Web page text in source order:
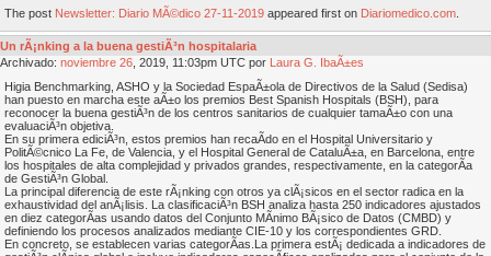
The post Newsletter: Diario MÃ©dico 27-11-2019 appeared first on Diariomedico.com
Un rÃ¡nking a la buena gestiÃ³n hospitalaria
Archivado: noviembre 26 , 2019, 11:03pm UTC por Laura G. IbaÃ±es
Higia Benchmarking, ASHO y la Sociedad EspaÃ±ola de Directivos de la Salud (Sedisa)
han puesto en marcha este aÃ±o los premios Best Spanish Hospitals (BSH), para
reconocer la buena gestiÃ³n de los centros sanitarios de cualquier tamaÃ±o con una
evaluaciÃ³n objetiva.
En su primera ediciÃ³n, estos premios han recaÃ­do en el Hospital Universitario y
PolitÃ©cnico La Fe, de Valencia, y el Hospital General de CataluÃ±a, en Barcelona, entre
los hospitales de alta complejidad y privados grandes, respectivamente, en la categorÃ­a
de GestiÃ³n Global.
La principal diferencia de este rÃ¡nking con otros ya clÃ¡sicos en el sector radica en la
exhaustividad del anÃ¡lisis. La clasificaciÃ³n BSH analiza hasta 250 indicadores ajustados
en diez categorÃ­as usando datos del Conjunto MÃ­nimo BÃ¡sico de Datos (CMBD) y
definiendo los procesos analizados mediante CIE-10 y los correspondientes GRD.
En concreto, se establecen varias categorÃ­as.La primera estÃ¡ dedicada a indicadores de